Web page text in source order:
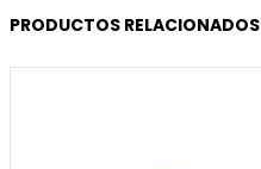
PRODUCTOS RELACIONADOS